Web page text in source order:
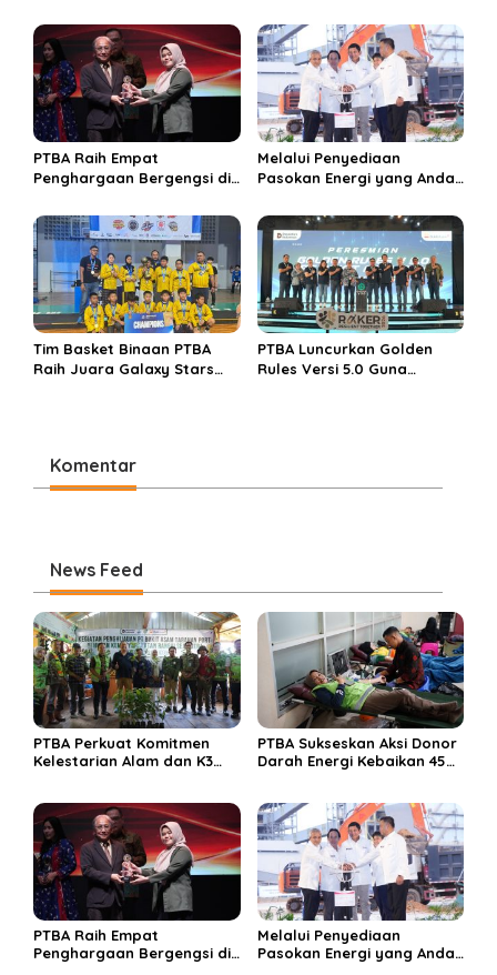
PTBA Raih Empat
Penghargaan Bergengsi di
Awards 2026 Berkat
Bangun Komunikasi
Kredibel dan Bernilai
Melalui Penyediaan
Pasokan Energi yang Andal
Perkuat Ekosistem Hilirisasi
Bauksit
Tim Basket Binaan PTBA
Raih Juara Galaxy Stars
PTBA Luncurkan Golden
Rules Versi 5.0 Guna
Komentar
News Feed
PTBA Perkuat Komitmen
Kelestarian Alam dan K3
PTBA Sukseskan Aksi Donor
Darah Energi Kebaikan 45
PTBA Raih Empat
Penghargaan Bergengsi di
Melalui Penyediaan
Pasokan Energi yang Andal